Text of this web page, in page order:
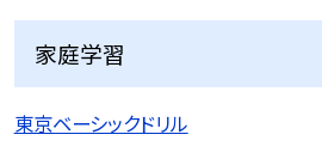
家庭学習
東京ベーシックドリル